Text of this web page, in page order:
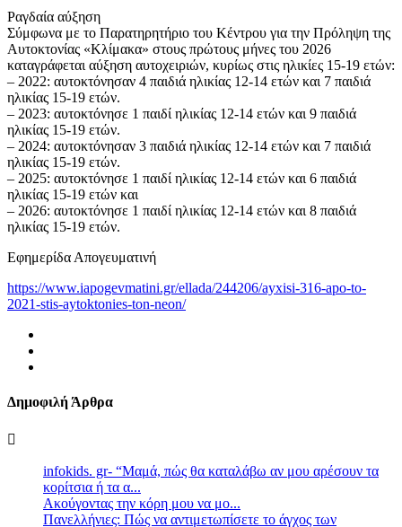
Ραγδαία αύξηση
Σύμφωνα με το Παρατηρητήριο του Κέντρου για την Πρόληψη της
Αυτοκτονίας «Κλίμακα» στους πρώτους μήνες του 2026
καταγράφεται αύξηση αυτοχειριών, κυρίως στις ηλικίες 15-19 ετών:
– 2022: αυτοκτόνησαν 4 παιδιά ηλικίας 12-14 ετών και 7 παιδιά
ηλικίας 15-19 ετών.
– 2023: αυτοκτόνησε 1 παιδί ηλικίας 12-14 ετών και 9 παιδιά
ηλικίας 15-19 ετών.
– 2024: αυτοκτόνησαν 3 παιδιά ηλικίας 12-14 ετών και 7 παιδιά
ηλικίας 15-19 ετών.
– 2025: αυτοκτόνησε 1 παιδί ηλικίας 12-14 ετών και 6 παιδιά
ηλικίας 15-19 ετών και
– 2026: αυτοκτόνησε 1 παιδί ηλικίας 12-14 ετών και 8 παιδιά
ηλικίας 15-19 ετών.
Εφημερίδα Απογευματινή
https://www.iapogevmatini.gr/ellada/244206/ayxisi-316-apo-to-
2021-stis-aytoktonies-ton-neon/
Δημοφιλή Άρθρα
infokids. gr- “Μαμά, πώς θα καταλάβω αν μου αρέσουν τα
κορίτσια ή τα α...
Ακούγοντας την κόρη μου να μο...
Πανελλήνιες: Πώς να αντιμετωπίσετε το άγχος των